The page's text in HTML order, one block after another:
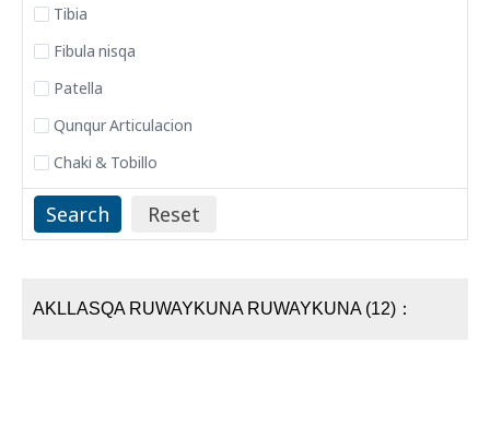
Tibia
Fibula nisqa
Patella
Qunqur Articulacion
Chaki & Tobillo
AKLLASQA RUWAYKUNA RUWAYKUNA (12)：